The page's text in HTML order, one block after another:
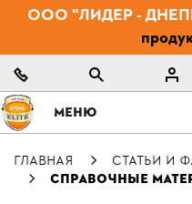
ООО "ЛИДЕР -
МЕНЮ
ГЛАВНАЯ
СТАТЬИ И
СПРАВОЧНЫЕ